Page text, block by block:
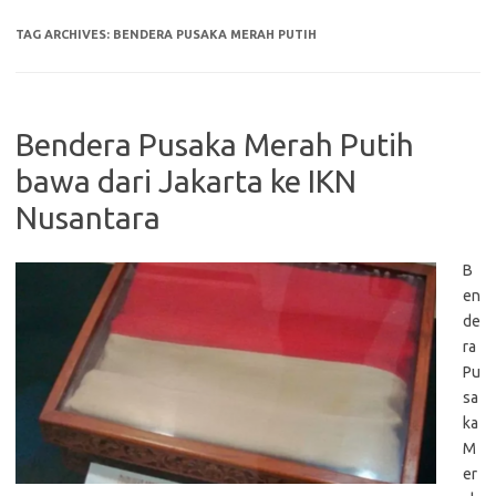
TAG ARCHIVES: BENDERA PUSAKA MERAH PUTIH
Bendera Pusaka Merah Putih
bawa dari Jakarta ke IKN
Nusantara
B
en
de
ra
Pu
sa
ka
M
er